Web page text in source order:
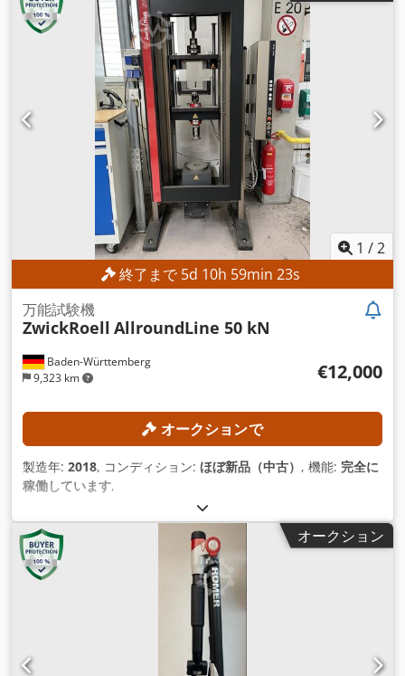
1 /2
終了まで5d 10h 59min 21s
Baden-Württemberg
9,323 km
万能試験機
ZwickRoell AllroundLine 50 kN
€12,000
オークションで
製造年: 2018, コンディション: ほぼ新品（中古） , 機能: 完全に
稼働しています,
オークション